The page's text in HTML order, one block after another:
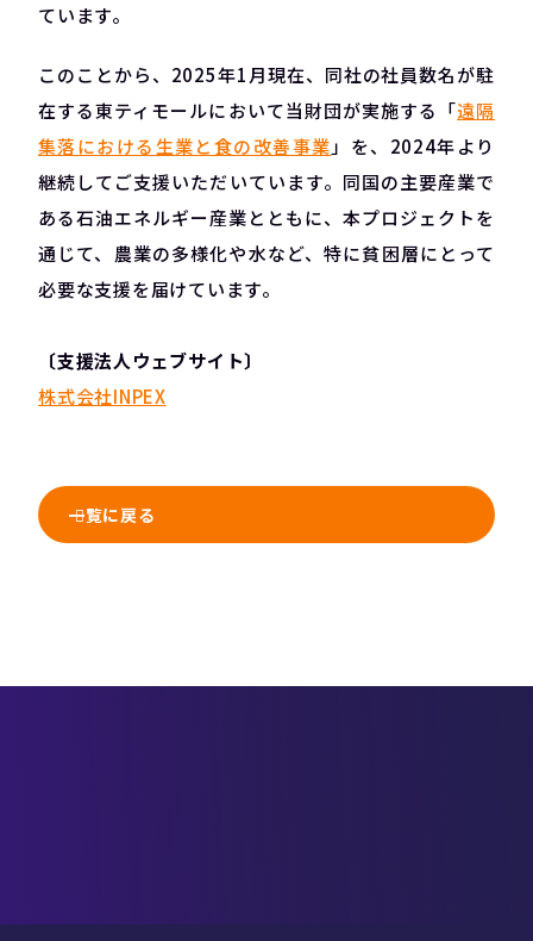
ています。
このことから、2025年1月現在、同社の社員数名が駐
在する東ティモールにおいて当財団が実施する「遠隔
集落における生業と食の改善事業 」を、2024年より
継続してご支援いただいています。同国の主要産業で
ある石油エネルギー産業とともに、本プロジェクトを
通じて、農業の多様化や水など、特に貧困層にとって
必要な支援を届けています。
〔支援法人ウェブサイト〕
株式会社INPEX
一覧に戻る